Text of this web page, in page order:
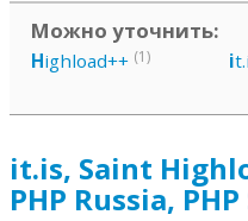
Можно уточнить:
Highload++ (1) i
it.is, Saint
PHP Russia,